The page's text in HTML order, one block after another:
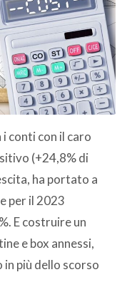
i conti con il caro
(+24,8% di
ha portato a
per il 2023
E costruire un
e box annessi,
più dello scorso